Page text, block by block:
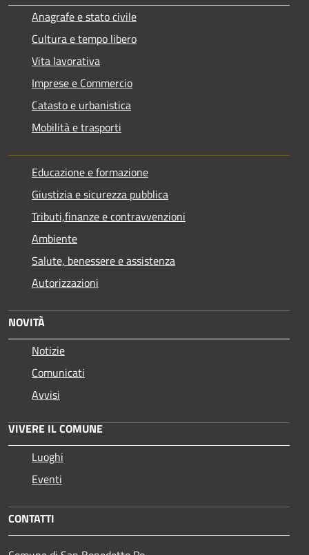
Anagrafe e stato civile
Cultura e tempo libero
Vita lavorativa
Imprese e Commercio
Catasto e urbanistica
Mobilità e trasporti
Educazione e formazione
Giustizia e sicurezza pubblica
Tributi,finanze e contravvenzioni
Ambiente
Salute, benessere e assistenza
Autorizzazioni
NOVITÀ
Notizie
Comunicati
Avvisi
VIVERE IL COMUNE
Luoghi
Eventi
CONTATTI